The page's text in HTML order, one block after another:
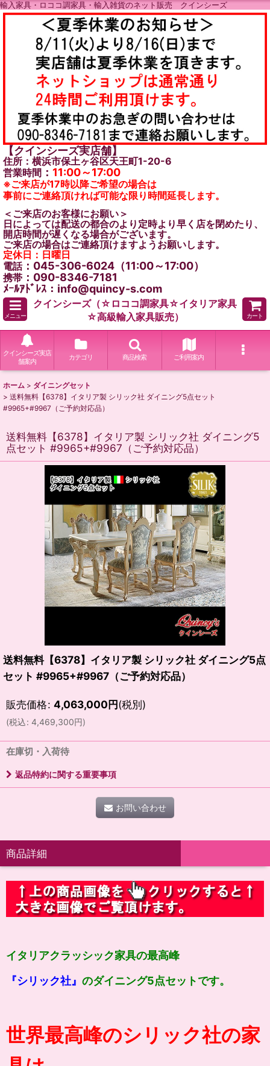
輸入家具・ロココ調家具・輸入雑貨のネット販売 クインシーズ
【クインシーズ実店舗】
住所：横浜市保土ヶ谷区天王町1-20-6
営業時間 ： 11:00～17:00
※ご来店が17時以降ご希望の場合は
事前にご連絡頂ければ可能な限り時間延長します。
＜ご来店のお客様にお願い＞
日によっては配送の都合のより定時より早く店を閉めたり、
開店時間が遅くなる場合がございます。
ご来店の場合はご連絡頂けますようお願いします。
定休日：日曜日
電話：045-306-6024（11:00～17:00）
携帯 ：090-8346-7181
ﾒｰﾙｱﾄﾞﾚｽ：info@quincy-s.com
メニュー
クインシーズ（☆ロココ調家具☆イタリア家具
☆高級輸入家具販売）
カート
クインシーズ実店
舗案内
カテゴリ 商品検索 ご利用案内
ホーム > ダイニングセット
> 送料無料【6378】イタリア製 シリック社 ダイニング5点セット
#9965+#9967（ご予約対応品）
送料無料【6378】イタリア製 シリック社 ダイニング5
点セット #9965+#9967（ご予約対応品）
送料無料【6378】イタリア製 シリック社 ダイニング5点
セット #9965+#9967（ご予約対応品）
販売価格: 4,063,000円(税別)
(税込: 4,469,300円)
在庫切・入荷待
返品特約に関する重要事項
お問い合わせ
商品詳細
イタリアクラッシック家具の最高峰
『シリック社』 のダイニング5点セットです。
世界最高峰のシリック社の家